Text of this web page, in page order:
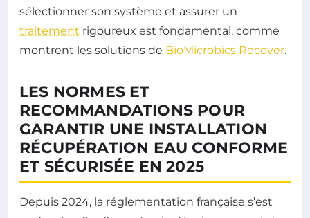
sélectionner son système et assurer un
traitement rigoureux est fondamental, comme
montrent les solutions de BioMicrobics Recover.
LES NORMES ET
RECOMMANDATIONS POUR
GARANTIR UNE INSTALLATION
RÉCUPÉRATION EAU CONFORME
ET SÉCURISÉE EN 2025
Depuis 2024, la réglementation française s’est